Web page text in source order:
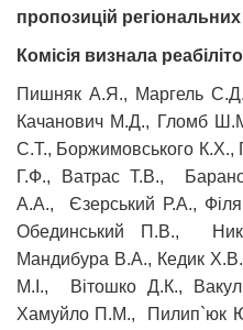
пропозицій регіональних
Комісія визнала
Пишняк А.Я., Маргель
Качанович М.Д., Гломб
С.Т., Боржимовського
Г.Ф., Ватрас Т.В.,
А.А., Єзерський Р.А.,
Обединський П.В.,
Мандибура В.А., Кедик
М.І., Вітошко Д.К.,
Хамуйло П.М., Пилип`юк